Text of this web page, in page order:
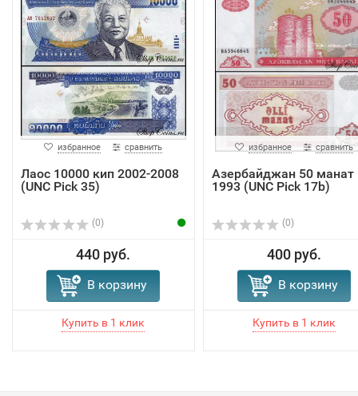
избранное сравнить
Лаос 10000 кип 2002-2008
(UNC Pick 35)
(0)
440 руб.
В корзину
избранное сравнить
Азербайджан 50 манат
1993 (UNC Pick 17b)
(0)
400 руб.
В корзину